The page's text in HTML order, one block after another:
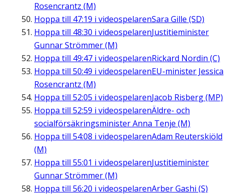
Rosencrantz (M)
Hoppa till 47:19 i videospelarenSara Gille (SD)
Hoppa till 48:30 i videospelarenJustitieminister
Gunnar Strömmer (M)
Hoppa till 49:47 i videospelarenRickard Nordin (C)
Hoppa till 50:49 i videospelarenEU-minister Jessica
Rosencrantz (M)
Hoppa till 52:05 i videospelarenJacob Risberg (MP)
Hoppa till 52:59 i videospelarenÄldre- och
socialförsäkringsminister Anna Tenje (M)
Hoppa till 54:08 i videospelarenAdam Reuterskiöld
(M)
Hoppa till 55:01 i videospelarenJustitieminister
Gunnar Strömmer (M)
Hoppa till 56:20 i videospelarenArber Gashi (S)